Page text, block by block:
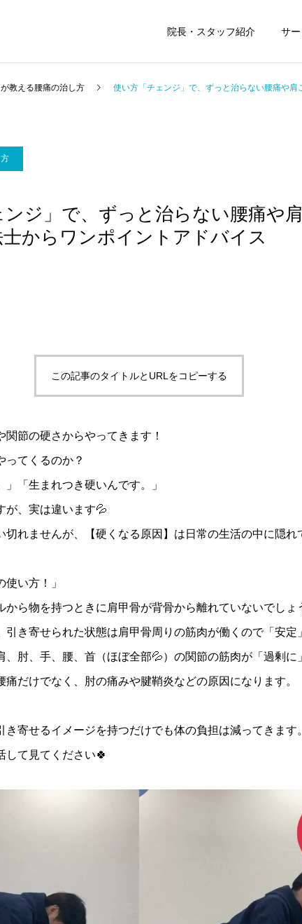
院長・スタッフ紹介 サ
ニア改善コ
ース
ルトレーニン
ラティス
マタニティ整体
教える腰痛の治し方 使い方「チェンジ」で、ずっと治らない腰痛や
ジ」で、ずっと治らない腰痛や
からワンポイントアドバイス
この記事のタイトルとURLをコピーする
関節の硬さからやってきます！
ってくるのか？
」「生まれつき硬いんです。」
が、実は違います💦
切れませんが、【硬くなる原因】は日常の生活の中に隠れ
い方！」
から物を持つときに肩甲骨が背骨から離れていないでしょ
引き寄せられた状態は肩甲骨周りの筋肉が働くので「安定
、肘、手、腰、首（ほぼ全部💦）の関節の筋肉が「過剰に
痛だけでなく、肘の痛みや腱鞘炎などの原因になります。
き寄せるイメージを持つだけでも体の負担は減ってきます。
して見てください🍀